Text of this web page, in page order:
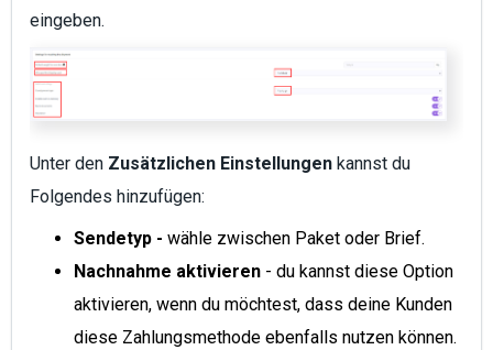
eingeben.
Unter den Zusätzlichen Einstellungen kannst du
Folgendes hinzufügen:
Sendetyp - wähle zwischen Paket oder Brief.
Nachnahme aktivieren - du kannst diese Option
aktivieren, wenn du möchtest, dass deine Kunden
diese Zahlungsmethode ebenfalls nutzen können.